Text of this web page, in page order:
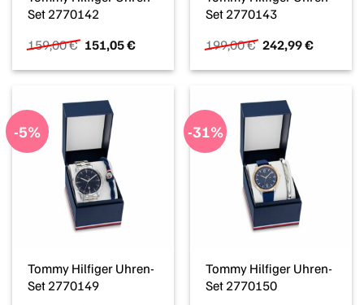
Set 2770142
159,00€ Ursprünglicher
Preis
war:
151,05€Aktueller
ist:
Set 2770143
199,00€ Ursprünglicher
Preis
war:
242,99€Aktueller
ist:
-5%
Tommy Hilfiger Uhren-
Set 2770149
-31%
Tommy Hilfiger Uhren-
Set 2770150